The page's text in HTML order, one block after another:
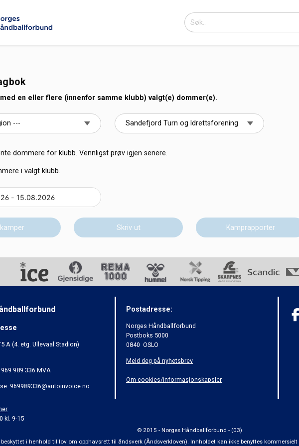
en eller flere (innenfor samme klubb) valgt(e) dommer(e).
dommere for klubb. Vennligst prøv igjen senere.
i valgt klubb.
Skriv ut Kamprapporter
A (4. etg. Ullevaal Stadion)
989 336 MVA
969989336@autoinvoice.no
kl. 9-15
Postadresse:
Norges Håndballforbund
Postboks 5000
0840 OSLO
Meld deg på nyhetsbrev
Om cookies/informasjonskapsler
© 2015 - Norges Håndballforbund - (03)
i henhold til lov om opphavsrett til åndsverk (Åndsverkloven). Innholdet kan ikke benyttes